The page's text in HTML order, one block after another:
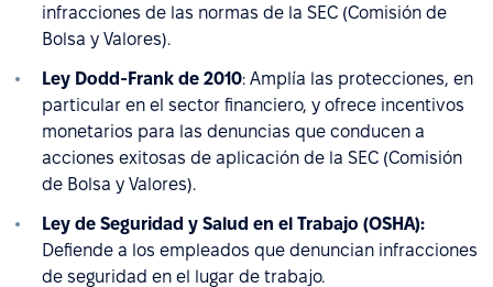
infracciones de las normas de la SEC (Comisión de
Bolsa y Valores).
Ley Dodd-Frank de 2010: Amplía las protecciones, en
particular en el sector financiero, y ofrece incentivos
monetarios para las denuncias que conducen a
acciones exitosas de aplicación de la SEC (Comisión
de Bolsa y Valores).
Ley de Seguridad y Salud en el Trabajo (OSHA):
Defiende a los empleados que denuncian infracciones
de seguridad en el lugar de trabajo.